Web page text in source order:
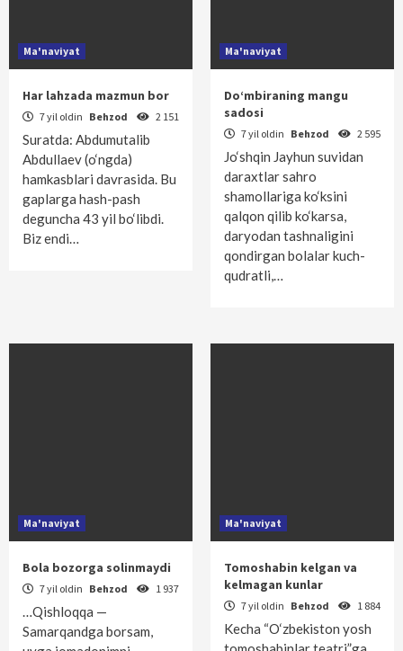
Ma'naviyat
Har lahzada mazmun bor
7 yil oldin Behzod 2 151
Suratda: Abdumutalib
Abdullaev (o‘ngda)
hamkasblari davrasida. Bu
gaplarga hash-pash
deguncha 43 yil bo‘libdi.
Biz endi…
Ma'naviyat
Do‘mbiraning mangu
sadosi
7 yil oldin Behzod 2 595
Jo‘shqin Jayhun suvidan
daraxtlar sahro
shamollariga ko‘ksini
qalqon qilib ko‘karsa,
daryodan tashnaligini
qondirgan bolalar kuch-
qudratli,…
Ma'naviyat
Bola bozorga solinmaydi
7 yil oldin Behzod 1 937
…Qishloqqa —
Samarqandga borsam,
Ma'naviyat
Tomoshabin kelgan va
kelmagan kunlar
7 yil oldin Behzod 1 884
Kecha “O‘zbekiston yosh